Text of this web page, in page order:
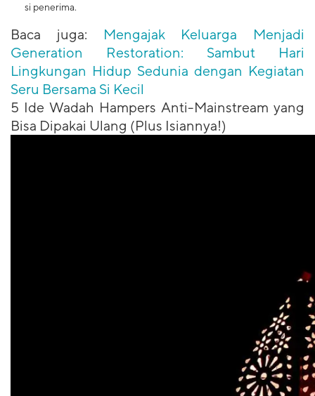
si penerima.
Baca juga:
Mengajak Keluarga Menjadi
Generation Restoration: Sambut Hari
Lingkungan Hidup Sedunia dengan Kegiatan
Seru Bersama Si Kecil
​5 Ide Wadah Hampers Anti-Mainstream yang
Bisa Dipakai Ulang (Plus Isiannya!)